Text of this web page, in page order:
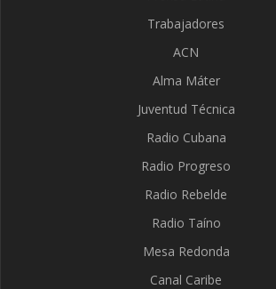
Trabajadores
ACN
Alma Máter
Juventud Técnica
Radio Cubana
Radio Progreso
Radio Rebelde
Radio Taíno
Mesa Redonda
Canal Caribe